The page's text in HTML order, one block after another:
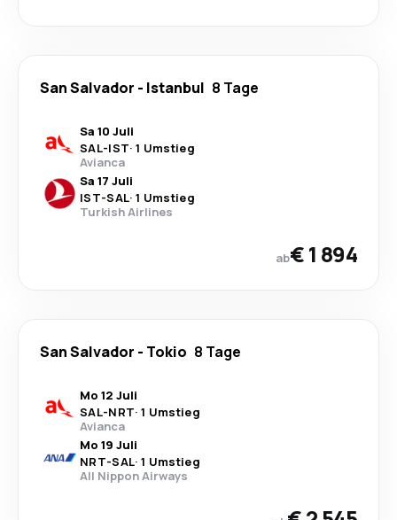
San Salvador - Istanbul 8 Tage
Sa 10 Juli
SAL-IST· 1 Umstieg
Avianca
Sa 17 Juli
IST-SAL· 1 Umstieg
Turkish Airlines
ab€ 1 894
San Salvador - Tokio 8 Tage
Mo 12 Juli
SAL-NRT· 1 Umstieg
Avianca
Mo 19 Juli
NRT-SAL· 1 Umstieg
All Nippon Airways